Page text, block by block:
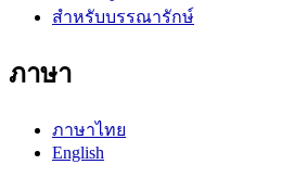
สำหรับบรรณารักษ์
ภาษา
ภาษาไทย
English